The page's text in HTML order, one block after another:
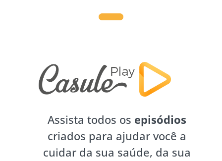
Assista todos os episódios
criados para ajudar você a
cuidar da sua saúde, da sua